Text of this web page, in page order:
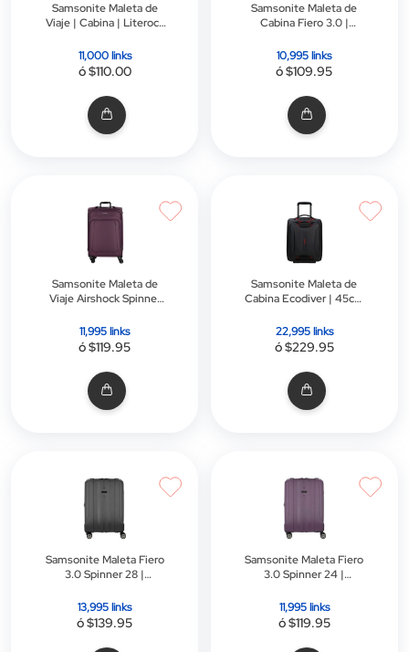
Samsonite Maleta de
Viaje | Cabina | Literock
Negra
11,000 links
ó $110.00
Samsonite Maleta de
Cabina Fiero 3.0 |
10,995 links
ó $109.95
Samsonite Maleta de
Viaje Airshock Spinner
Morado
11,995 links
ó $119.95
Samsonite Maleta de
Cabina Ecodiver | 45cm
22,995 links
ó $229.95
Samsonite Maleta Fiero
3.0 Spinner 28 |
13,995 links
ó $139.95
Samsonite Maleta Fiero
3.0 Spinner 24 |
11,995 links
ó $119.95